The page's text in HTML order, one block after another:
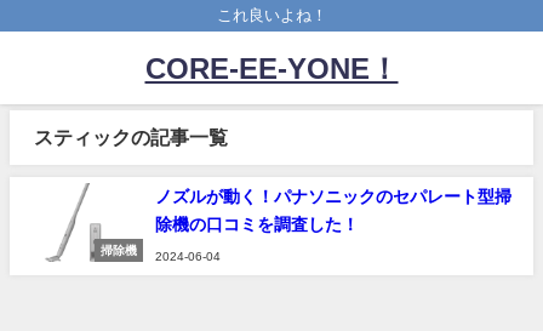
これ良いよね！
CORE-EE-YONE！
スティックの記事一覧
掃除機
ノズルが動く！パナソニックのセパレート型掃
除機の口コミを調査した！
2024-06-04